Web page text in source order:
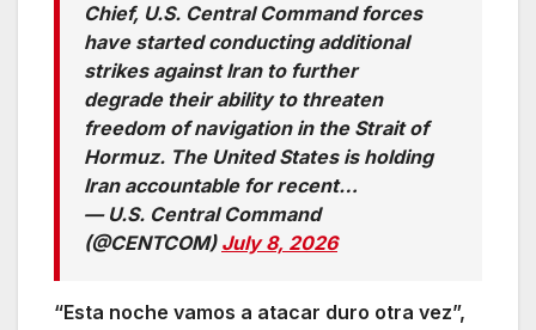
Chief, U.S. Central Command forces
have started conducting additional
strikes against Iran to further
degrade their ability to threaten
freedom of navigation in the Strait of
Hormuz. The United States is holding
Iran accountable for recent…
— U.S. Central Command
(@CENTCOM) July 8, 2026
“Esta noche vamos a atacar duro otra vez”,